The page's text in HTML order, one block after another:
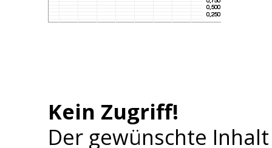
Kein Zugriff!
Der gewünschte